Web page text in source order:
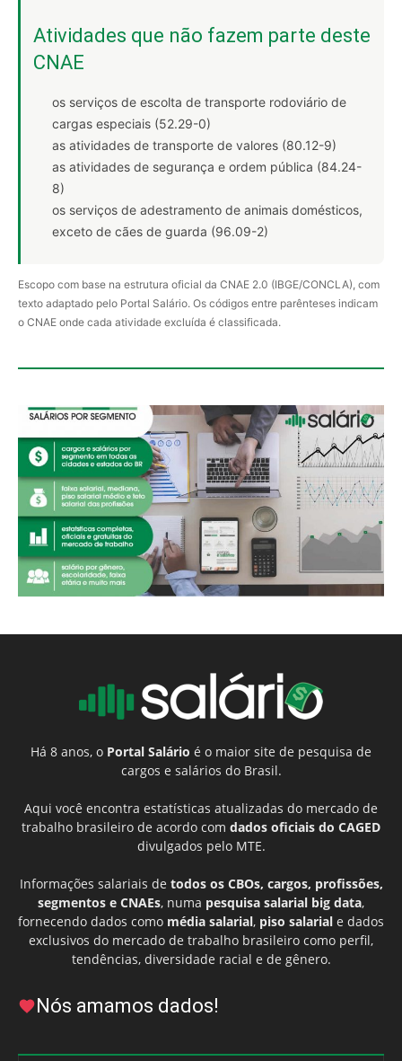
Atividades que não fazem parte deste
CNAE
os serviços de escolta de transporte rodoviário de
cargas especiais (52.29-0)
as atividades de transporte de valores (80.12-9)
as atividades de segurança e ordem pública (84.24-
8)
os serviços de adestramento de animais domésticos,
exceto de cães de guarda (96.09-2)
Escopo com base na estrutura oficial da CNAE 2.0 (IBGE/CONCLA), com
texto adaptado pelo Portal Salário. Os códigos entre parênteses indicam
o CNAE onde cada atividade excluída é classificada.
Há 8 anos, o Portal Salário é o maior site de pesquisa de
cargos e salários do Brasil.
Aqui você encontra estatísticas atualizadas do mercado de
trabalho brasileiro de acordo com dados oficiais do CAGED
divulgados pelo MTE.
Informações salariais de todos os CBOs, cargos, profissões,
segmentos e CNAEs, numa pesquisa salarial big data,
fornecendo dados como média salarial, piso salarial e dados
exclusivos do mercado de trabalho brasileiro como perfil,
tendências, diversidade racial e de gênero.
Nós amamos dados!